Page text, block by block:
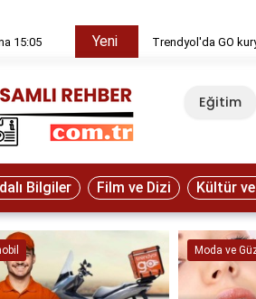
15:05 Yeni Trendyol'da GO
Eğitim
Bilgiler Film ve Dizi Kültür
Moda ve